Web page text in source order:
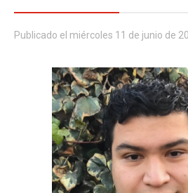
Recursos Hídricos y
Publicado el miércoles 11 de junio de